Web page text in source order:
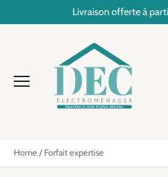
Livraison offerte à
Home / Forfait expertise